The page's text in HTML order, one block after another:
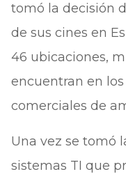
tomó la decisión
de sus cines en
46 ubicaciones,
encuentran en
comerciales de
Una vez se tomó
sistemas TI que